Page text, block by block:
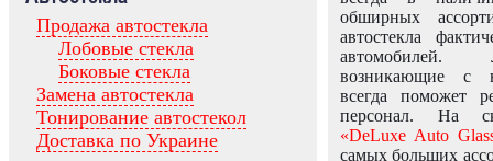
Продажа автостекла
Лобовые стекла
Боковые стекла
Замена автостекла
Тонирование автостекол
Доставка по Украине
обширных
автостекла
возникающие с
всегда поможет
персонал. На
«DeLuxe Auto
самых больших